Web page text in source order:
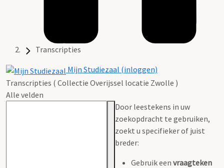
Transcripties
Mijn Studiezaal (inloggen)
Transcripties ( Collectie Overijssel locatie Zwolle )
Alle velden
Door leestekens in uw
zoekopdracht te gebruiken,
zoekt u specifieker of juist
breder:
Gebruik een vraagteken